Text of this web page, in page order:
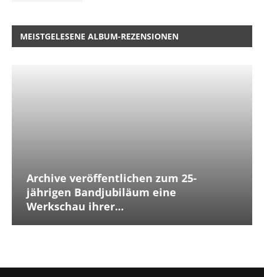
MEISTGELESENE ALBUM-REZENSIONEN
Archive veröffentlichen zum 25-
jährigen Bandjubiläum eine
Werkschau ihrer...